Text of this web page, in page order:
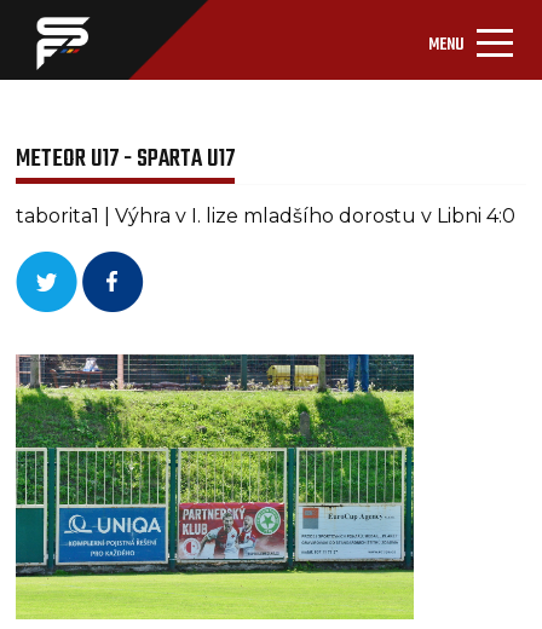
MENU
METEOR U17 - SPARTA U17
taborita1 | Výhra v I. lize mladšího dorostu v Libni 4:0